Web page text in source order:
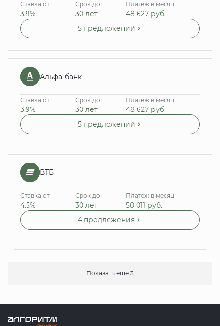
Ставка от
3.9%
Срок до
30 лет
Платеж в месяц
48 627 руб.
5 предложений
Альфа-банк
Ставка от
3.9%
Срок до
30 лет
Платеж в месяц
48 627 руб.
5 предложений
ВТБ
Ставка от
4.5%
Срок до
30 лет
Платеж в месяц
50 011 руб.
4 предложения
Показать еще 3